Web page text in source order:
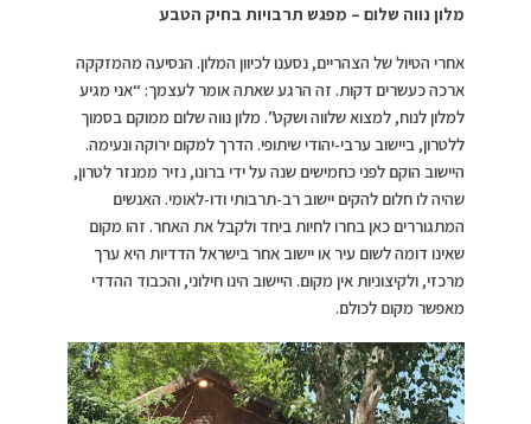
מלון נווה שלום – מפגש תרבויות בחיק הטבע
אחרי הטיול של הצהריים, נסענו לכיוון המלון. הנסיעה מהמזקקה
ארכה כעשרים דקות. זה הרגע שאתה אומר לעצמך: “אני מגיע
למלון לנוח, למצוא שלווה ושקט”. מלון נווה שלום ממוקם בסמוך
ללטרון, ביישוב ערבי-יהודי שיתופי. הדרך למקום ירוקה ונעימה.
היישוב הוקם לפני כחמישים שנה על ידי ברונו, נזיר ממנזר לטרון,
שהיה לו חלום להקים יישוב רב-תרבותי ודו-לאומי. האנשים
המתגוררים כאן בחרו לחיות ביחד ולקבל את האחר. זהו מקום
שאינו דומה לשום עיר או יישוב אחר בישראל הדדיות היא ערך
מרכזי, ולקיצוניות אין מקום. היישוב הינו חילוני, והכבוד ההדדי
מאפשר מקום לכולם.